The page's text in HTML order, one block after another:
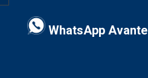
WhatsApp Avante